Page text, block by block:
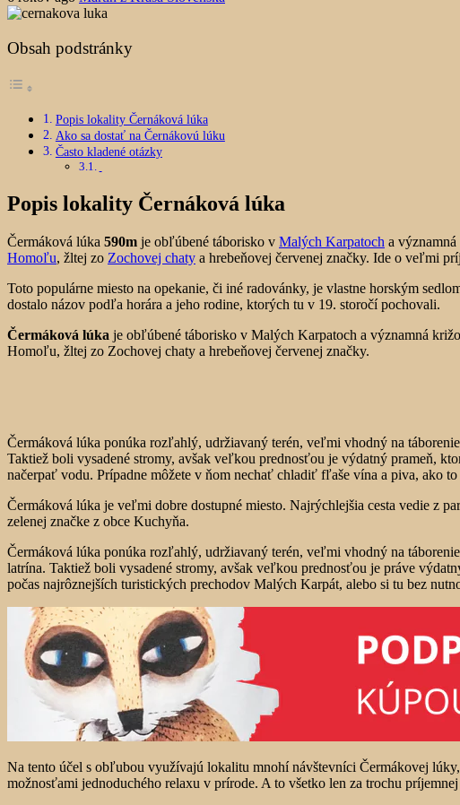
Obsah podstránky
Popis lokality Černáková lúka
Ako sa dostať na Černákovú lúku
Často kladené otázky
Popis lokality Černáková lúka
Čermáková lúka 590m je obľúbené táborisko v Malých Karpatoch a
Homoľu, žltej zo Zochovej chaty a hrebeňovej červenej značky. Ide o veľmi
Toto populárne miesto na opekanie, či iné radovánky, je vlastne horským
dostalo názov podľa horára a jeho rodine, ktorých tu v 19. storočí pochovali.
Čermáková lúka je obľúbené táborisko v Malých Karpatoch a významná
Homoľu, žltej zo Zochovej chaty a hrebeňovej červenej značky.
Čermáková lúka ponúka rozľahlý, udržiavaný terén, veľmi vhodný na
Taktiež boli vysadené stromy, avšak veľkou prednosťou je výdatný prameň,
načerpať vodu. Prípadne môžete v ňom nechať chladiť fľaše vína a piva, ako
Čermáková lúka je veľmi dobre dostupné miesto. Najrýchlejšia cesta vedie z
zelenej značke z obce Kuchyňa.
Čermáková lúka ponúka rozľahlý, udržiavaný terén, veľmi vhodný na
latrína. Taktiež boli vysadené stromy, avšak veľkou prednosťou je práve
počas najrôznejších turistických prechodov Malých Karpát, alebo si tu bez
Na tento účel s obľubou využívajú lokalitu mnohí návštevníci Čermákovej
možnosťami jednoduchého relaxu v prírode. A to všetko len za trochu